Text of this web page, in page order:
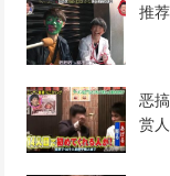
推
恶
赏